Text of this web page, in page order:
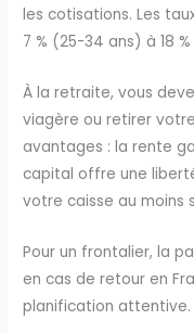
les cotisations. Les
7 % (25-34 ans) à 18
À la retraite, vous
viagère ou retirer
avantages : la rente
capital offre une
votre caisse au moins
Pour un frontalier, la
en cas de retour en
planification attentive.